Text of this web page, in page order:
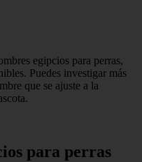
egipcios para perras,
Puedes investigar más
que se ajuste a la
para perras